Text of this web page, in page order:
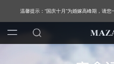
温馨提示：“国庆十月”为婚嫁高峰期，请